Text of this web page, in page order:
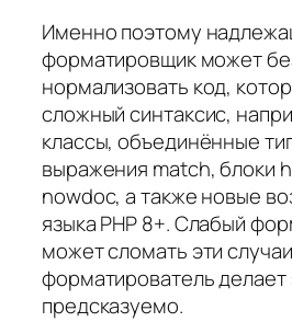
Именно поэтому
форматировщик может
нормализовать код,
сложный синтаксис,
классы, объединённые
выражения match, блоки
nowdoc, а также новые
языка PHP 8+. Слабый
может сломать эти
форматирователь делает
предсказуемо.